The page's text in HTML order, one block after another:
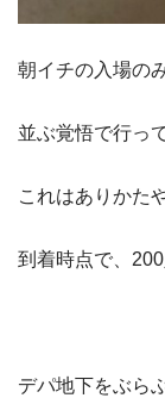
朝イチの入場の
並ぶ覚悟で行っ
これはありかた
到着時点で、
デパ地下をぶら